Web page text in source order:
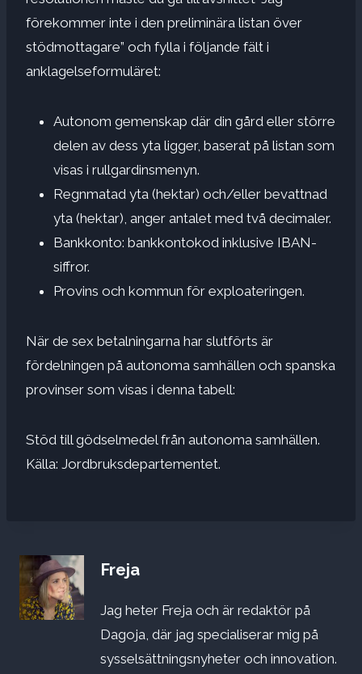
förekommer inte i den preliminära listan över
stödmottagare” och fylla i följande fält i
anklagelseformuläret:
Autonom gemenskap där din gård eller större
delen av dess yta ligger, baserat på listan som
visas i rullgardinsmenyn.
Regnmatad yta (hektar) och/eller bevattnad
yta (hektar), anger antalet med två decimaler.
Bankkonto: bankkontokod inklusive IBAN-
siffror.
Provins och kommun för exploateringen.
När de sex betalningarna har slutförts är
fördelningen på autonoma samhällen och spanska
provinser som visas i denna tabell:
Stöd till gödselmedel från autonoma samhällen.
Källa: Jordbruksdepartementet.
Freja
Jag heter Freja och är redaktör på
Dagoja, där jag specialiserar mig på
sysselsättningsnyheter och innovation.